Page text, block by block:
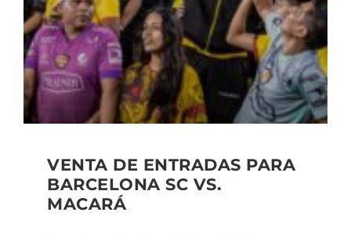
VENTA DE ENTRADAS PARA
BARCELONA SC VS.
MACARÁ